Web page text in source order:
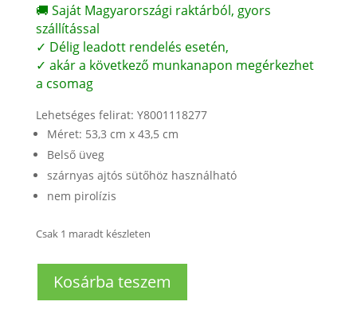
🚚 Saját Magyarországi raktárból, gyors
szállítással
✓ Délig leadott rendelés esetén,
✓ akár a következő munkanapon megérkezhet
a csomag
Lehetséges felirat: Y8001118277
Méret: 53,3 cm x 43,5 cm
Belső üveg
szárnyas ajtós sütőhöz használható
nem pirolízis
Csak 1 maradt készleten
belsőKosárba teszem